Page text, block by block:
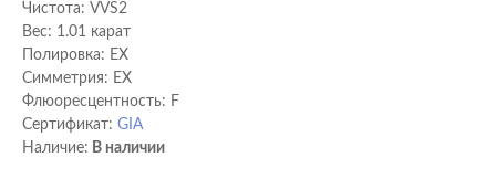
Чистота: VVS2
Вес: 1.01 карат
Полировка: EX
Cимметрия: EX
Флюоресцентность: F
Сертификат: GIA
Наличие: В наличии